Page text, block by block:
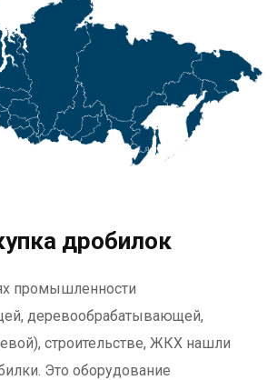
дробилок
промышленности
деревообрабатывающей,
строительстве, ЖКХ нашли
Это оборудование